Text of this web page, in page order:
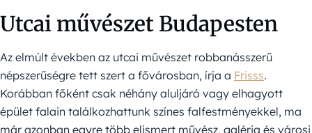
Utcai művészet Budapesten
Az elmúlt években az utcai művészet robbanásszerű
népszerűségre tett szert a fővárosban, írja a Frisss.
Korábban főként csak néhány aluljáró vagy elhagyott
épület falain találkozhattunk színes falfestményekkel, ma
már azonban egyre több elismert művész, galéria és városi